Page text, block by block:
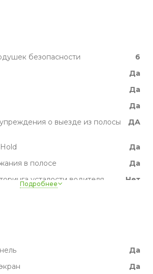
безопасности
6
Да
Да
Да
о выезде из полосы
ДА
Да
в полосе
Да
усталости водителя
Нет
Подробнее
Да
Да